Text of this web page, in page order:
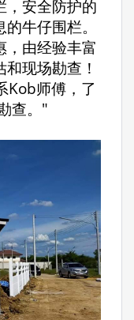
，安全防护的
牛仔围栏。
，由经验丰富
现场勘查！
Kob师傅，了
查。"